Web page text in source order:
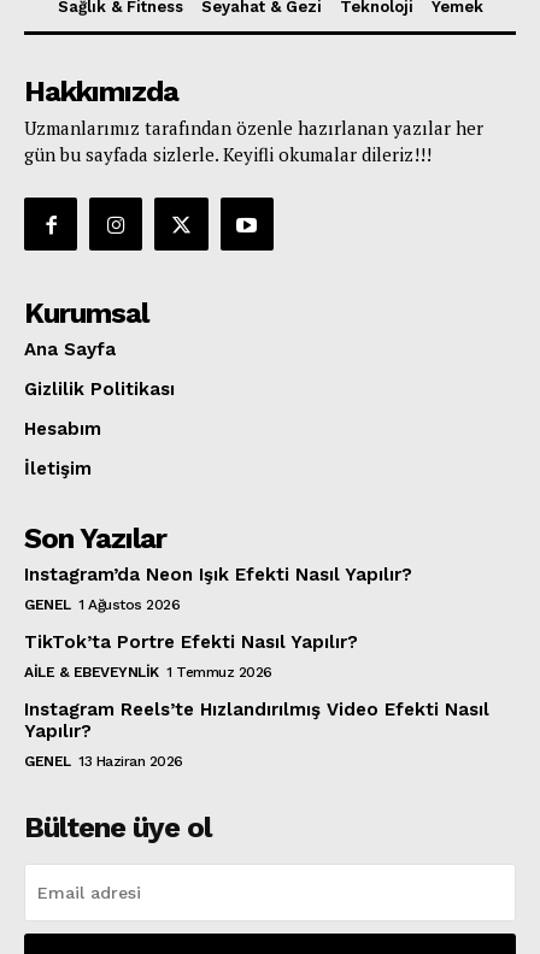
Sağlık & Fitness
Seyahat & Gezi Teknoloji Yemek
Hakkımızda
Uzmanlarımız tarafından özenle hazırlanan yazılar her
gün bu sayfada sizlerle. Keyifli okumalar dileriz!!!
Kurumsal
Ana Sayfa
Gizlilik Politikası
Hesabım
İletişim
Son Yazılar
Instagram’da Neon Işık Efekti Nasıl Yapılır?
GENEL 1 Ağustos 2026
TikTok’ta Portre Efekti Nasıl Yapılır?
AILE & EBEVEYNLIK 1 Temmuz 2026
Instagram Reels’te Hızlandırılmış Video Efekti Nasıl
Yapılır?
GENEL 13 Haziran 2026
Bültene üye ol